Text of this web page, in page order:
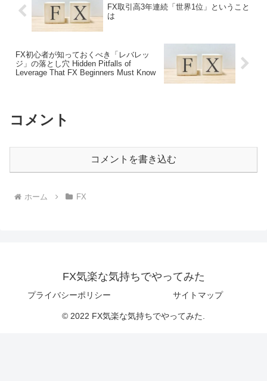
FX取引高3年連続「世界1位」ということ
は
FX初心者が知っておくべき「レバレッ
ジ」の落とし穴 Hidden Pitfalls of
Leverage That FX Beginners Must Know
コメント
コメントを書き込む
ホーム FX
FX気楽な気持ちでやってみた
プライバシーポリシー サイトマップ
© 2022 FX気楽な気持ちでやってみた.